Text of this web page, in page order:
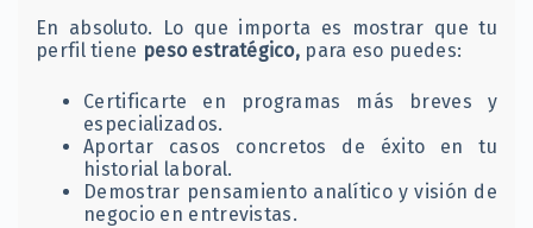
En absoluto. Lo que importa es mostrar que tu
perfil tiene peso estratégico, para eso puedes:
Certificarte en programas más breves y
especializados.
Aportar casos concretos de éxito en tu
historial laboral.
Demostrar pensamiento analítico y visión de
negocio en entrevistas.